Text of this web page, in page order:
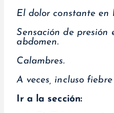
El dolor constante
Sensación de
abdomen.
Calambres.
A veces, incluso
Ir a la sección: